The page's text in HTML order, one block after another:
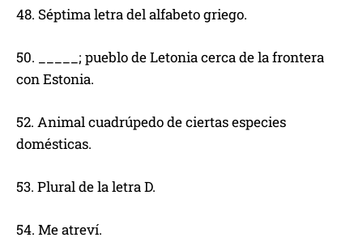
48. Séptima letra del alfabeto griego.
50. _____; pueblo de Letonia cerca de la frontera
con Estonia.
52. Animal cuadrúpedo de ciertas especies
domésticas.
53. Plural de la letra D.
54. Me atreví.